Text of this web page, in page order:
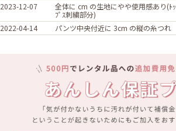
2023-12-07
全体に cm の生地にやや使用感あり(ﾄｯ
ﾌﾟｽ刺繍部分)
2022-04-14 パンツ中央付近に 3cm の縦の糸つれ